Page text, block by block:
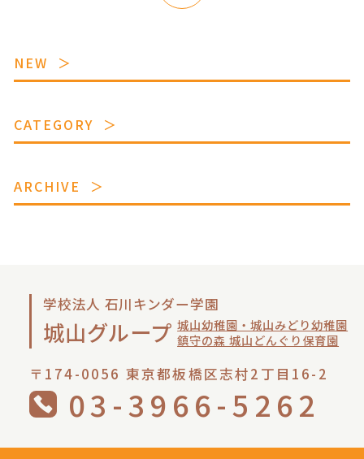
NEW
CATEGORY
ARCHIVE
学校法人 石川キンダー学園
城山グループ 城山幼稚園・城山みどり幼稚園
鎮守の森 城山どんぐり保育園
〒174-0056 東京都板橋区志村2丁目16-2
03-3966-5262